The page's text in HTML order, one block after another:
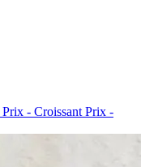
Prix - Croissant Prix -